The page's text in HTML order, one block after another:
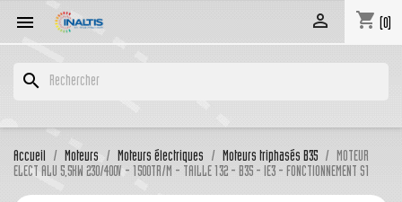
 shopping_cart (0)

search
Accueil Moteurs Moteurs électriques Moteurs triphasés B35
MOTEUR
ELECT ALU 5,5KW 230/400V - 1500TR/M - TAILLE 132 - B35 - IE3 - FONCTIONNEMENT S1